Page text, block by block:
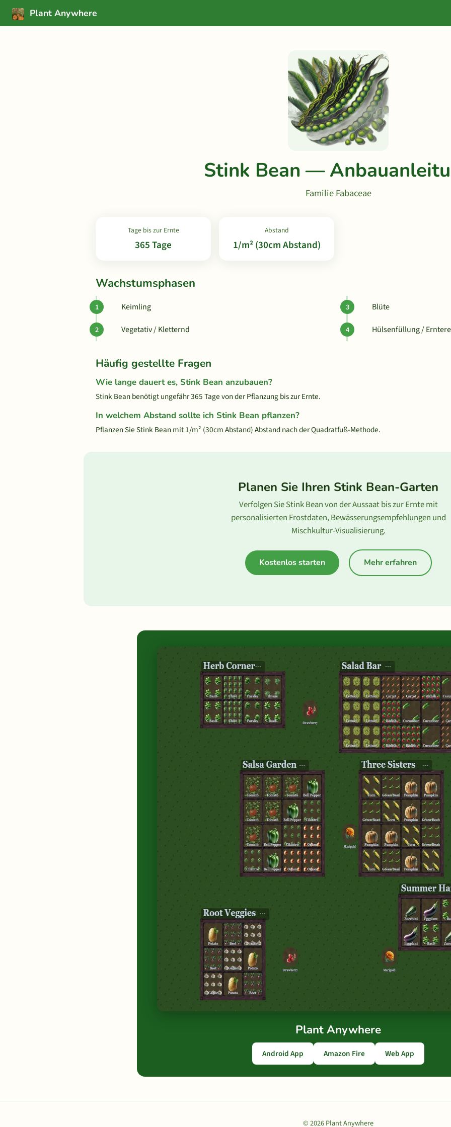
Plant Anywhere
Stink Bean —
Familie Fabaceae
Tage bis zur Ernte
365 Tage
Abstand
1/m² (30cm Abstand)
Wachstumsphasen
Keimling
Vegetativ / Kletternd
Blüte
Hülsenfüllung /
Häufig gestellte Fragen
Wie lange dauert es, Stink Bean anzubauen?
Stink Bean benötigt ungefähr 365 Tage von der Pflanzung bis zur Ernte.
In welchem Abstand sollte ich Stink Bean pflanzen?
Pflanzen Sie Stink Bean mit 1/m² (30cm Abstand) Abstand nach der Quadratfuß-Methode.
Planen Sie Ihren Stink Bean-Garten
Verfolgen Sie Stink Bean von der Aussaat bis zur Ernte mit
personalisierten Frostdaten, Bewässerungsempfehlungen und
Mischkultur-Visualisierung.
Kostenlos starten Mehr erfahren
Plant Anywhere
Android App Amazon Fire Web App
© 2026 Plant Anywhere